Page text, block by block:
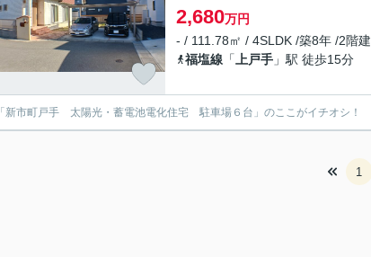
2,680万円
- / 111.78㎡ / 4SLDK /築8年 /2階建
福塩線 「 上戸手 」駅 徒歩15分
「新市町戸手 太陽光・蓄電池電化住宅 駐車場６台」のここがイチオシ！
1